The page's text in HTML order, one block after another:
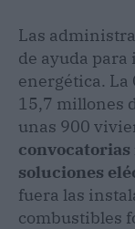
Las
de ayuda
energética. La
15,7 millones
unas 900
soluciones
fuera las
combustibles